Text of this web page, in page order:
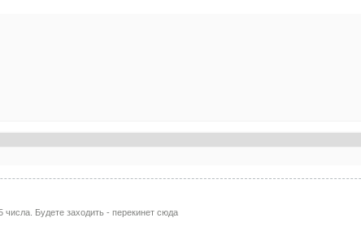
Будете заходить - перекинет сюда